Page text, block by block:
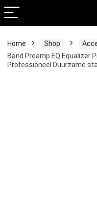
Home Shop
Band Preamp EQ Equalizer
Professioneel Duurzame